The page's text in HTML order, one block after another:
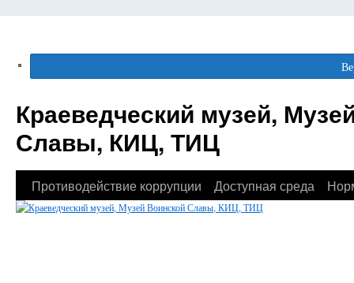
Краеведческий музей,
Славы, КИЦ, ТИЦ
Противодействие коррупции Доступная среда